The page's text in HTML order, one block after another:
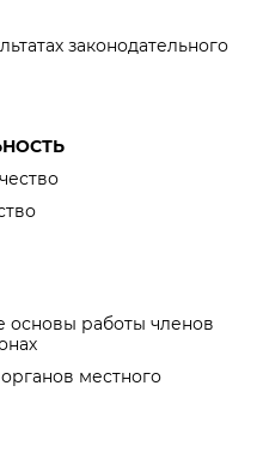
законодательного
основы работы членов
местного